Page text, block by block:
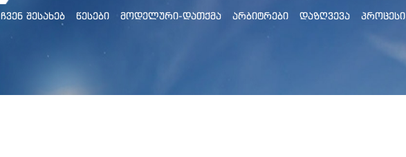
ᲩᲕᲔᲜ ᲨᲔᲡᲐᲮᲔᲑ ᲬᲔᲡᲔᲑᲘ ᲛᲝᲓᲔᲚᲣᲠᲘ-ᲓᲐᲗᲥᲛᲐ ᲐᲠᲑᲘᲢᲠᲔᲑᲘ ᲓᲐᲖᲦᲕᲔᲕᲐ ᲞᲠᲝᲪᲔᲡᲘ